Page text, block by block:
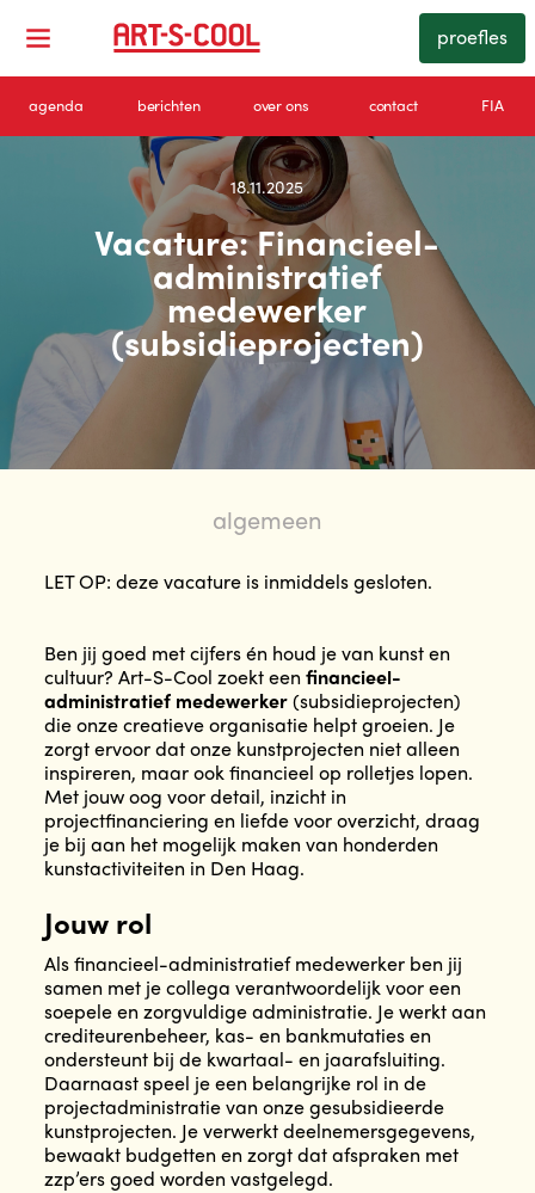
proefles
agenda berichten over ons contact FIA
18.11.2025
Vacature: Financieel-
administratief
medewerker
(subsidieprojecten)
algemeen
LET OP: deze vacature is inmiddels gesloten.
Ben jij goed met cijfers én houd je van kunst en
cultuur? Art-S-Cool zoekt een financieel-
administratief medewerker(subsidieprojecten)
die onze creatieve organisatie helpt groeien. Je
zorgt ervoor dat onze kunstprojecten niet alleen
inspireren, maar ook financieel op rolletjes lopen.
Met jouw oog voor detail, inzicht in
projectfinanciering en liefde voor overzicht, draag
je bij aan het mogelijk maken van honderden
kunstactiviteiten in Den Haag.
Jouw rol
Als financieel-administratief medewerker ben jij
samen met je collega verantwoordelijk voor een
soepele en zorgvuldige administratie. Je werkt aan
crediteurenbeheer, kas- en bankmutaties en
ondersteunt bij de kwartaal- en jaarafsluiting.
Daarnaast speel je een belangrijke rol in de
projectadministratie van onze gesubsidieerde
kunstprojecten. Je verwerkt deelnemersgegevens,
bewaakt budgetten en zorgt dat afspraken met
zzp’ers goed worden vastgelegd.